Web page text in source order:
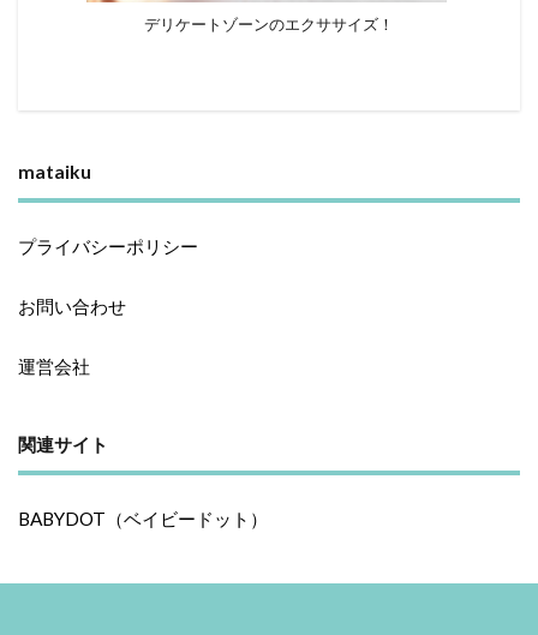
デリケートゾーンのエクササイズ！
mataiku
プライバシーポリシー
お問い合わせ
運営会社
関連サイト
BABYDOT（ベイビードット）